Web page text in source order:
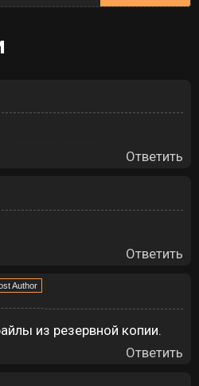
Ответить
Ответить
из резервной копии.
Ответить